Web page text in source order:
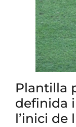
Plantilla
definida
l’inici de